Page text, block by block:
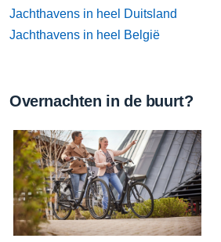
Jachthavens in heel Duitsland
Jachthavens in heel België
Overnachten in de buurt?